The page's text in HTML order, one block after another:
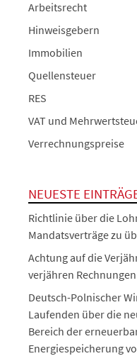
Arbeitsrecht
Hinweisgebern
Immobilien
Quellensteuer
RES
VAT und
Verrechnungspreise
NEUESTE
Richtlinie über die
Mandatsverträge zu
Achtung auf die
verjähren
Deutsch-Polnischer
Laufenden über die
Bereich der
Energiespeicherung